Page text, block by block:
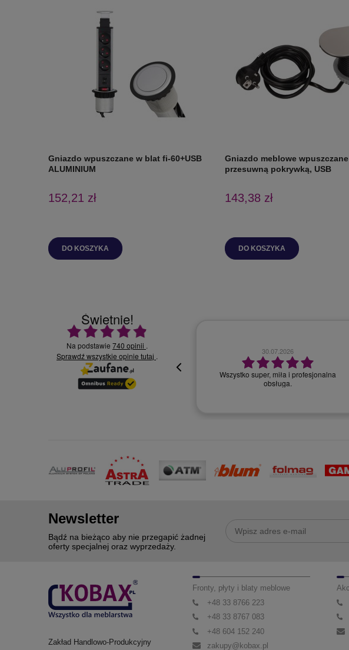
Gniazdo wpuszczane w blat fi-60+USB
ALUMINIUM
152,21 zł
DO KOSZYKA
Gniazdo meblowe
przesuwną pokrywką, USB
143,38 zł
DO KOSZYKA
Świetnie!
Ocena średnia 4.9 na 5
Na podstawie 740 opinii .
Sprawdź wszystkie opinie tutaj .
30.07.2026
oki
30.07.2026
Wszystko super, miła i profesjonalna
obsługa.
Newsletter
Bądź na bieżąco aby nie przegapić żadnej
oferty specjalnej oraz wyprzedaży.
Zakład Handlowo-Produkcyjny
Fronty, płyty i blaty meblowe
+48 33 8766 223
+48 33 8767 083
+48 604 152 240
zakupy@kobax.pl